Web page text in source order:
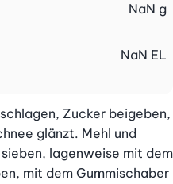
NaN g
NaN EL
Zucker beigeben,
glänzt. Mehl und
lagenweise mit dem
mit dem Gummischaber